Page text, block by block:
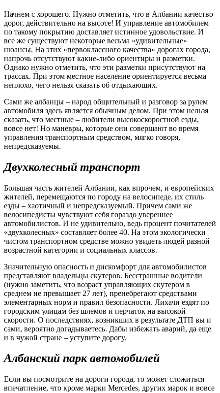
Начнем с хорошего. Нужно отметить, что в Албании качество
дорог, действительно на высоте! И управление автомобилем
по такому покрытию доставляет истинное удовольствие. И
все же существуют некоторые весьма «удивительные»
нюансы. На этих «первоклассного качества» дорогах города,
напрочь отсутствуют какие-либо ориентиры и разметки.
Однако нужно отметить, что эти разметки присутствуют на
трассах. При этом местное население ориентируется весьма
неплохо, чего нельзя сказать об отдыхающих.
Сами же албанцы – народ общительный и разговор за рулем
автомобиля здесь является обычным делом. При этом нельзя
сказать, что местные – любители высокоскоростной езды,
вовсе нет! Но маневры, которые они совершают во время
управления транспортным средством, мягко говоря,
непредсказуемы.
Двухколесный транспорт
Большая часть жителей Албании, как впрочем, и европейских
жителей, перемещаются по городу на велосипеде, их стиль
езды – хаотичный и непредсказуемый. Причем сами же
велосипедисты чувствуют себя гораздо увереннее
автомобилистов. И не удивительно, ведь процент почитателей
«двухколесных» составляет более 40. На этом экологически
чистом транспортном средстве можно увидеть людей разной
возрастной категории и социальных классов.
Значительную опасность и дискомфорт для автомобилистов
представляют владельцы скутеров. Бесстрашные водители
(нужно заметить, что возраст управляющих скутером в
среднем не превышает 27 лет), пренебрегают средствами
элементарных норм и правил безопасности. Лихачи ездят по
городским улицам без шлемов и перчаток на высокой
скорости. О последствиях, возникших в результате ДТП вы и
сами, вероятно догадываетесь. Дабы избежать аварий, да еще
и в чужой стране – уступите дорогу.
Албанский парк автомобилей
Если вы посмотрите на дороги города, то может сложиться
впечатление, что кроме марки Mercedes, других марок и вовсе